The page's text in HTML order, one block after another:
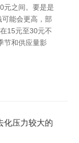
元之间。要是是
能会更高，部
15元至30元不
节和供应量影
化压力较大的